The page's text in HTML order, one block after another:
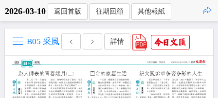
2026-03-10 返回首版 往期回顧 其他報紙
B05 采風 詳情